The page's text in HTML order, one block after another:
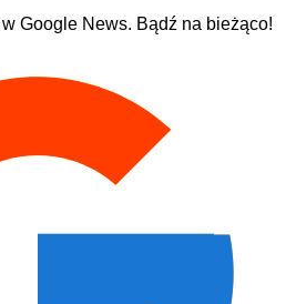
Google News. Bądź na bieżąco!